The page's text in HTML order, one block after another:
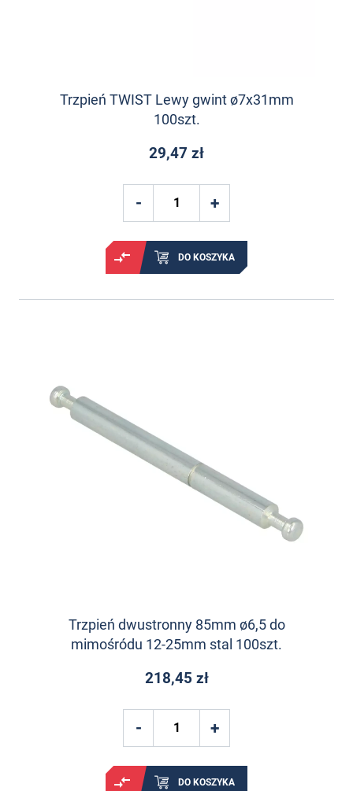
Trzpień TWIST Lewy gwint ø7x31mm
100szt.
29,47 zł
DO KOSZYKA
Trzpień dwustronny 85mm ø6,5 do
mimośródu 12-25mm stal 100szt.
218,45 zł
DO KOSZYKA